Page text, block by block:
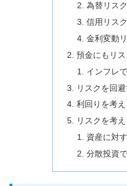
為替リスク
信用リスク
金利変動
預金にもリ
インフレ
リスクを回
利回りを考え
リスクを考え
資産に対
分散投資